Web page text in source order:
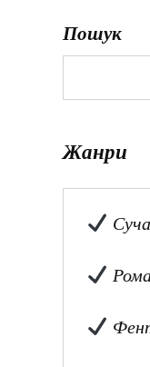
Пошук
Жанри